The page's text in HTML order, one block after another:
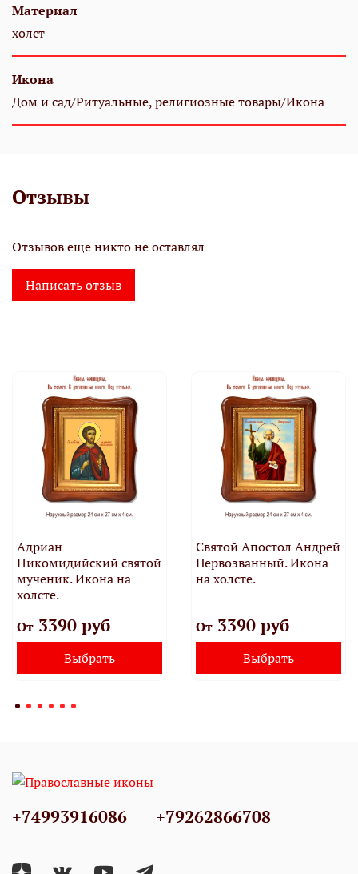
Материал
холст
Икона
Дом и сад/Ритуальные, религиозные товары/Икона
Отзывы
Отзывов еще никто не оставлял
Написать отзыв
Адриан
Никомидийский святой
мученик. Икона на
холсте.
От3390 руб
Выбрать
Святой Апостол Андрей
Первозванный. Икона
на холсте.
От3390 руб
Выбрать
+74993916086 +79262866708